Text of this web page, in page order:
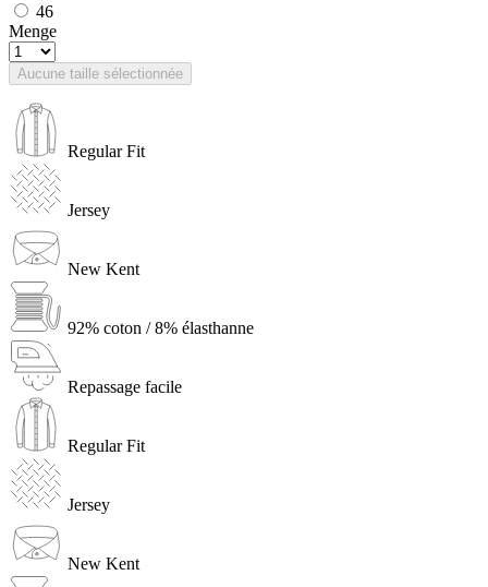
46
Menge
Aucune taille sélectionnée
Regular Fit
Jersey
New Kent
92% coton / 8% élasthanne
Repassage facile
Regular Fit
Jersey
New Kent